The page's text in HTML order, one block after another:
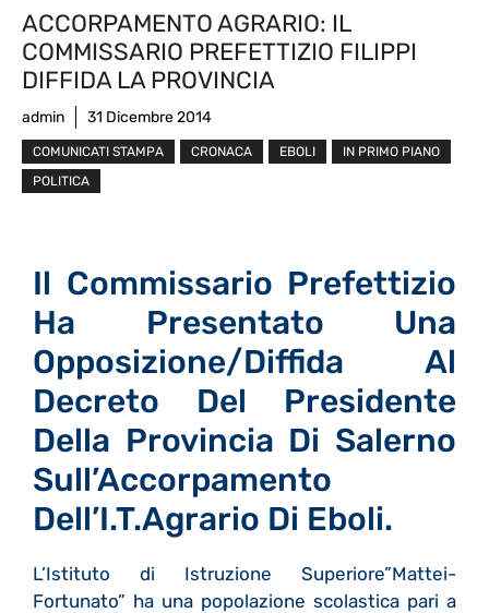
ACCORPAMENTO AGRARIO: IL
COMMISSARIO PREFETTIZIO FILIPPI
DIFFIDA LA PROVINCIA
admin 31 Dicembre 2014
COMUNICATI STAMPA CRONACA EBOLI
IN PRIMO PIANO
POLITICA
Il Commissario Prefettizio
Ha Presentato Una
Opposizione/diffida Al
Decreto Del Presidente
Della Provincia Di Salerno
Sull’Accorpamento
Dell’I.T.Agrario Di Eboli.
L’Istituto di Istruzione Superiore”Mattei-
Fortunato” ha una popolazione scolastica pari a